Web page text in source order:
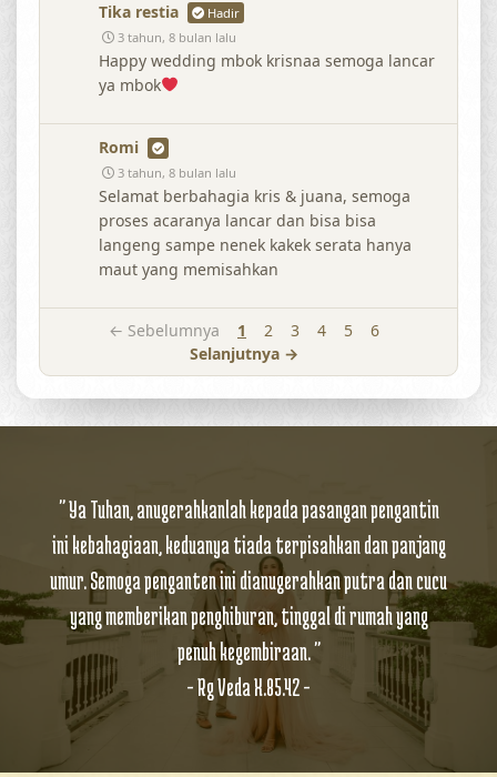
Tika restia
Hadir
3 tahun, 8 bulan lalu
Happy wedding mbok krisnaa semoga lancar
ya mbok
Romi
3 tahun, 8 bulan lalu
Selamat berbahagia kris & juana, semoga
proses acaranya lancar dan bisa bisa
langeng sampe nenek kakek serata hanya
maut yang memisahkan
← Sebelumnya 1 2 3 4 5
6
Selanjutnya →
" Ya Tuhan, anugerahkanlah kepada pasangan pengantin
ini kebahagiaan, keduanya tiada terpisahkan dan panjang
umur. Semoga penganten ini dianugerahkan putra dan cucu
yang memberikan penghiburan, tinggal di rumah yang
penuh kegembiraan. "
- Rg Veda X.85.42 -